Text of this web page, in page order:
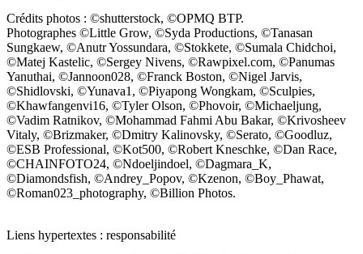
Crédits photos : ©shutterstock, ©OPMQ BTP.
Photographes ©Little Grow, ©Syda Productions, ©Tanasan
Sungkaew, ©Anutr Yossundara, ©Stokkete, ©Sumala Chidchoi,
©Matej Kastelic, ©Sergey Nivens, ©Rawpixel.com, ©Panumas
Yanuthai, ©Jannoon028, ©Franck Boston, ©Nigel Jarvis,
©Shidlovski, ©Yunava1, ©Piyapong Wongkam, ©Sculpies,
©Khawfangenvi16, ©Tyler Olson, ©Phovoir, ©Michaeljung,
©Vadim Ratnikov, ©Mohammad Fahmi Abu Bakar, ©Krivosheev
Vitaly, ©Brizmaker, ©Dmitry Kalinovsky, ©Serato, ©Goodluz,
©ESB Professional, ©Kot500, ©Robert Kneschke, ©Dan Race,
©CHAINFOTO24, ©Ndoeljindoel, ©Dagmara_K,
©Diamondsfish, ©Andrey_Popov, ©Kzenon, ©Boy_Phawat,
©Roman023_photography, ©Billion Photos.
Liens hypertextes : responsabilité